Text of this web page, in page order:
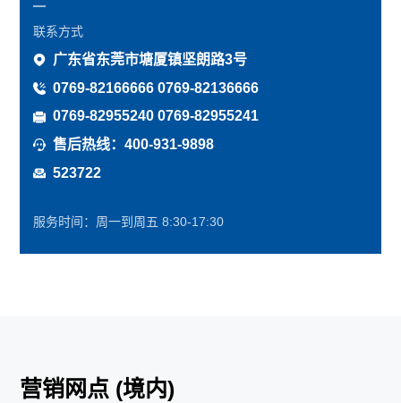
联系方式
广东省东莞市塘厦镇坚朗路3号
0769-82166666 0769-82136666
0769-82955240 0769-82955241
售后热线：400-931-9898
523722
服务时间：周一到周五 8:30-17:30
营销网点 (境内)